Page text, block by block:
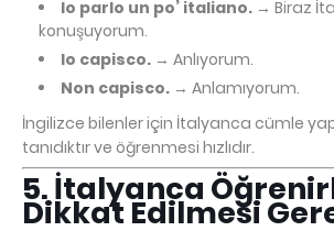
Io parlo un po’ italiano. → Biraz
konuşuyorum.
Io capisco. → Anlıyorum.
Non capisco. → Anlamıyorum.
İngilizce bilenler için İtalyanca cümle
tanıdıktır ve öğrenmesi hızlıdır.
5. İtalyanca
Dikkat Edilmesi